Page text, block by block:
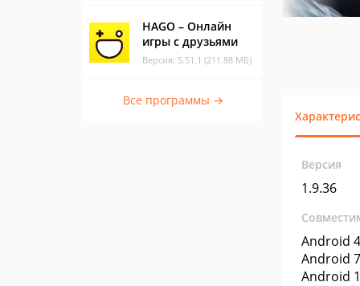
HAGO – Онлайн
игры с друзьями
Версия: 5.51.1 (211.88 МБ)
Все программы →
Версия
1.9.36
Android
Android
Android